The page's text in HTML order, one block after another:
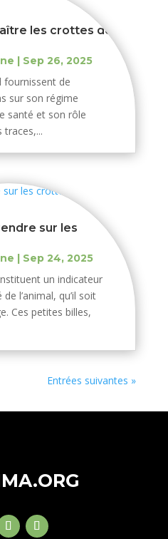
les crottes de
| Sep 26, 2025
fournissent de
sur son régime
santé et son rôle
traces,...
sur les
| Sep 24, 2025
un indicateur
l’animal, qu’il soit
Ces petites billes,
Entrées suivantes »